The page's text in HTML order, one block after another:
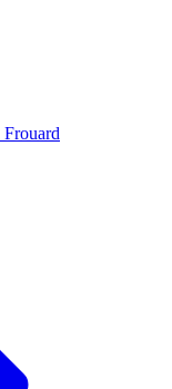
Frouard